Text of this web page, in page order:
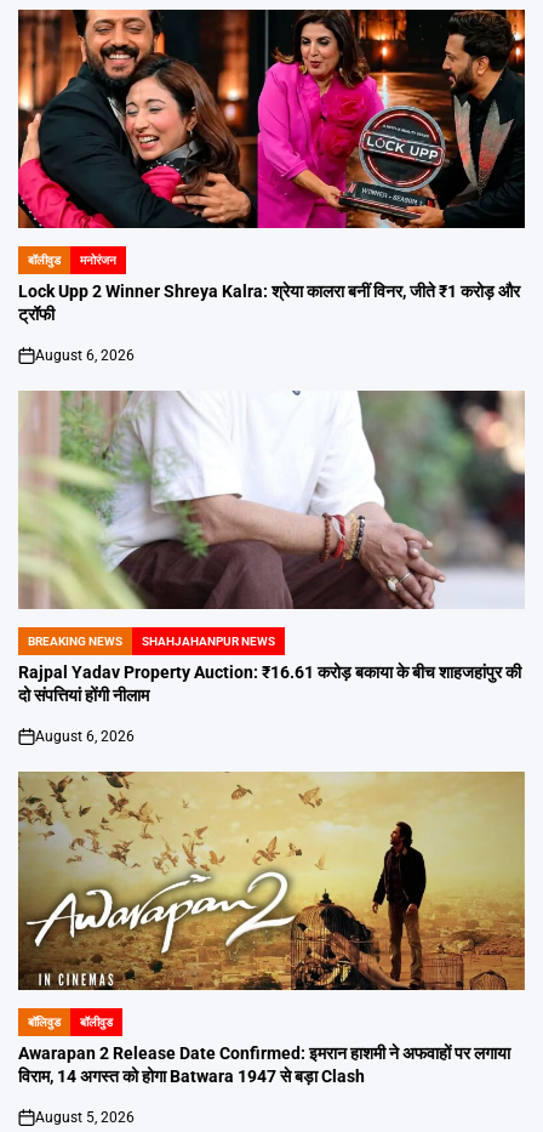
POSTED
IN
बॉलीवुड मनोरंजन
Lock Upp 2 Winner Shreya Kalra: श्रेया कालरा बनीं विनर, जीते ₹1 करोड़ और
ट्रॉफी
on
August 6, 2026
POSTED
IN
BREAKING NEWS SHAHJAHANPUR NEWS
Rajpal Yadav Property Auction: ₹16.61 करोड़ बकाया के बीच शाहजहांपुर की
दो संपत्तियां होंगी नीलाम
on
August 6, 2026
POSTED
IN
बॉलिवुड बॉलीवुड
Awarapan 2 Release Date Confirmed: इमरान हाशमी ने अफवाहों पर लगाया
विराम, 14 अगस्त को होगा Batwara 1947 से बड़ा Clash
on
August 5, 2026